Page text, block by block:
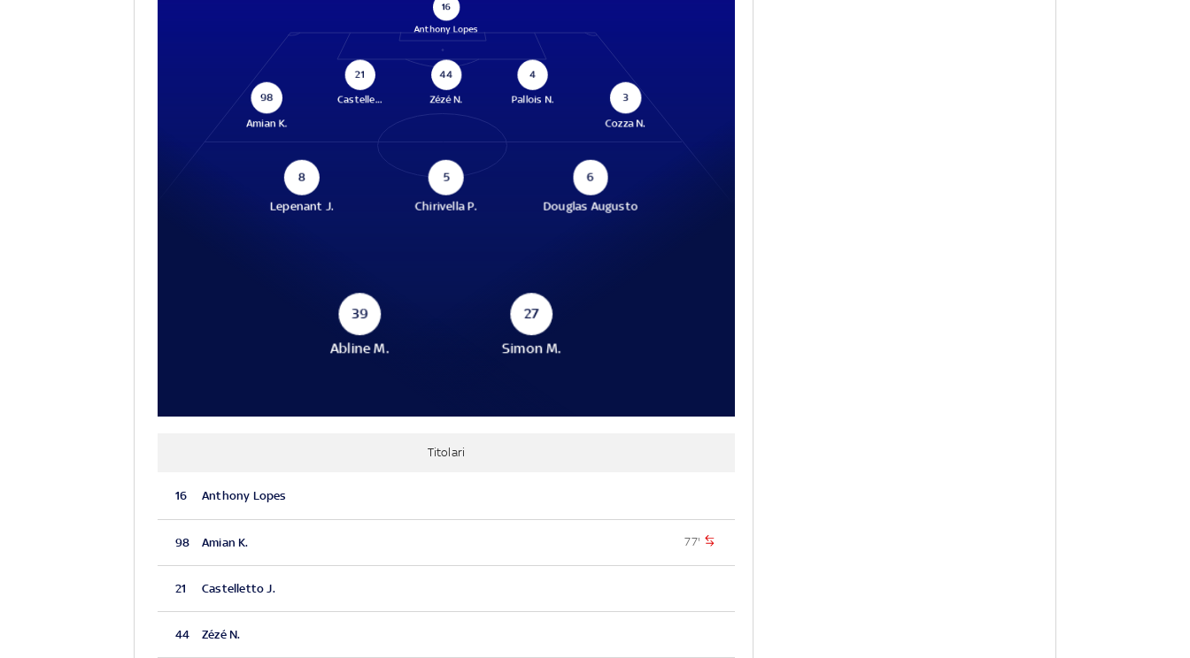
16
Anthony Lopes
98
Amian K.
21
Castelle...
44
Zézé N.
4
Pallois N. 3
Cozza N.
8
Lepenant J.
5
Chirivella P.
6
Douglas Augusto
39
Abline M.
27
Simon M.
Titolari
16 Anthony Lopes
98 Amian K. 77'
21 Castelletto J.
44 Zézé N.